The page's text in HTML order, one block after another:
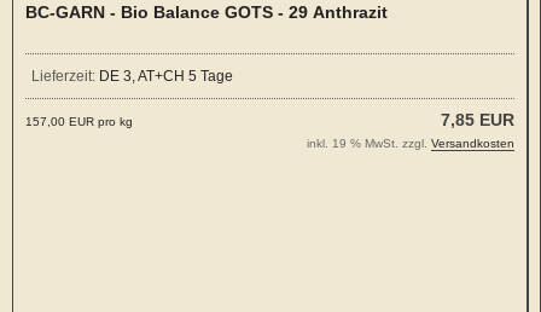
BC-GARN - Bio Balance GOTS - 29 Anthrazit
Lieferzeit: DE 3, AT+CH 5 Tage
7,85 EUR
157,00 EUR pro kg
inkl. 19 % MwSt. zzgl. Versandkosten